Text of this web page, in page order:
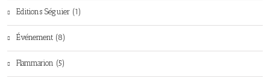
Editions Séguier (1)
Événement (8)
Flammarion (5)